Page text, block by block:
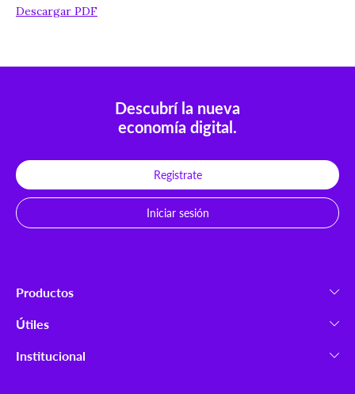
Descargar PDF
Descubrí la nueva
economía digital.
Registrate
Iniciar sesión
Productos
Criptomonedas
Ripio Trade
Útiles
Institucional